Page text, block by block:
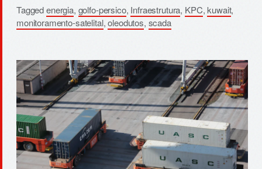
Taggedenergia, golfo-persico, Infraestrutura, KPC,kuwait,
monitoramento-satelital,oleodutos, scada